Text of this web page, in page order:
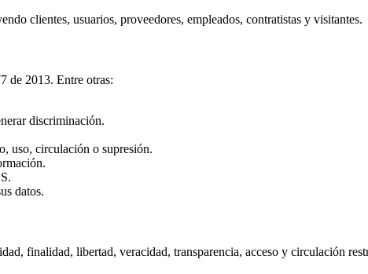
clientes, usuarios, proveedores, empleados, contratistas y visitantes.
de 2013. Entre otras:
discriminación.
uso, circulación o supresión.
datos.
finalidad, libertad, veracidad, transparencia, acceso y circulación